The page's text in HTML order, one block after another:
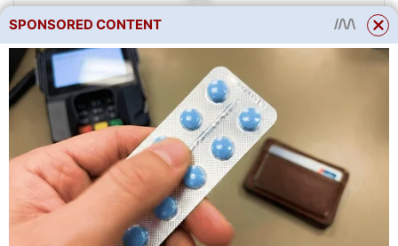
SPONSORED CONTENT